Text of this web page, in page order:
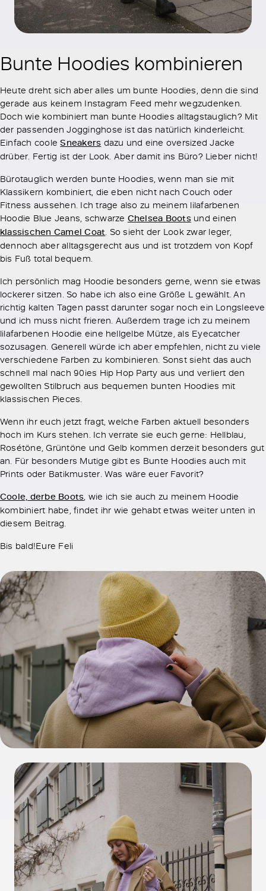
Bunte Hoodies kombinieren
Heute dreht sich aber alles um bunte Hoodies, denn die sind
gerade aus keinem Instagram Feed mehr wegzudenken.
Doch wie kombiniert man bunte Hoodies alltagstauglich? Mit
der passenden Jogginghose ist das natürlich kinderleicht.
Einfach cooleSneakers dazu und eine oversized Jacke
drüber. Fertig ist der Look. Aber damit ins Büro? Lieber nicht!
Bürotauglich werden bunte Hoodies, wenn man sie mit
Klassikern kombiniert, die eben nicht nach Couch oder
Fitness aussehen. Ich trage also zu meinem lilafarbenen
Hoodie Blue Jeans, schwarze Chelsea Bootsund einen
klassischen Camel Coat . So sieht der Look zwar leger,
dennoch aber alltagsgerecht aus und ist trotzdem von Kopf
bis Fuß total bequem.
Ich persönlich mag Hoodie besonders gerne, wenn sie etwas
lockerer sitzen. So habe ich also eine Größe L gewählt. An
richtig kalten Tagen passt darunter sogar noch ein Longsleeve
und ich muss nicht frieren. Außerdem trage ich zu meinem
lilafarbenen Hoodie eine hellgelbe Mütze, als Eyecatcher
sozusagen. Generell würde ich aber empfehlen, nicht zu viele
verschiedene Farben zu kombinieren. Sonst sieht das auch
schnell mal nach 90ies Hip Hop Party aus und verliert den
gewollten Stilbruch aus bequemen bunten Hoodies mit
klassischen Pieces.
Wenn ihr euch jetzt fragt, welche Farben aktuell besonders
hoch im Kurs stehen. Ich verrate sie euch gerne: Hellblau,
Rosétöne, Grüntöne und Gelb kommen derzeit besonders gut
an. Für besonders Mutige gibt es Bunte Hoodies auch mit
Prints oder Batikmuster. Was wäre euer Favorit?
Coole, derbe Boots , wie ich sie auch zu meinem Hoodie
kombiniert habe, findet ihr wie gehabt etwas weiter unten in
diesem Beitrag.
Bis bald!Eure Feli